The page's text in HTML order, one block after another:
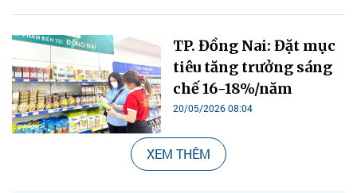
TP. Đồng Nai: Đặt mục
tiêu tăng trưởng sáng
chế 16-18%/năm
20/05/2026 08:04
XEM THÊM